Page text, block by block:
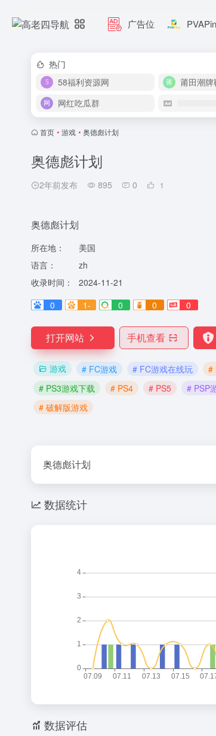
广告位
热门
58福利资源网
莆田潮牌
网红吃瓜群
首页 • 游戏 • 奥德彪计划
奥德彪计划
2年前发布 895 0 1
奥德彪计划
所在地：
美国
语言：
zh
收录时间：
2024-11-21
0
1- 0 0 0
打开网站 手机查看
游戏 # FC游戏 # FC游戏在线玩 #
# PS3游戏下载
# PS4 # PS5 # PSP
# 破解版游戏
奥德彪计划
数据统计
数据评估